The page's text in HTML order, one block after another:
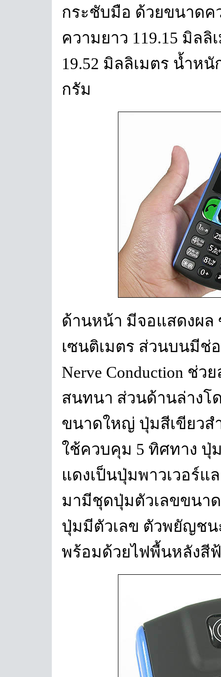
กระชับมือ ด้วยขนาดค
ความยาว 119.15 มิล
19.52 มิลลิเมตร น้ำห
กรัม
ด้านหน้า มีจอแสดงผล
เซนติเมตร ส่วนบนมีช่
Nerve Conduction ช่ว
สนทนา ส่วนด้านล่างโ
ขนาดใหญ่ ปุ่มสีเขียวส
ใช้ควบคุม 5 ทิศทาง ปุ่
แดงเป็นปุ่มพาวเวอร์แ
มามีชุดปุ่มตัวเลขขนา
ปุ่มมีตัวเลข ตัวพยัญช
พร้อมด้วยไฟพื้นหลังสี